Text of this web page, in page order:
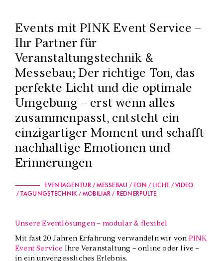
Events mit PINK Event Service –
Ihr Partner für
Veranstaltungstechnik &
Messebau; Der richtige Ton, das
perfekte Licht und die optimale
Umgebung – erst wenn alles
zusammenpasst, entsteht ein
einzigartiger Moment und schafft
nachhaltige Emotionen und
Erinnerungen
EVENTAGENTUR MESSEBAU TON LICHT
VIDEO
TAGUNGSTECHNIK
MOBILIAR REDNERPULTE
Unsere Eventlösungen – modular & flexibel
Mit fast 20 Jahren Erfahrung verwandeln wir von PINK
Event Service Ihre Veranstaltung – online oder live –
in ein unvergessliches Erlebnis.